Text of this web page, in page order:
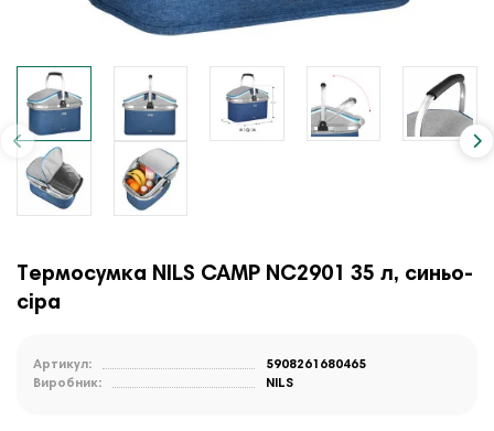
Термосумка NILS CAMP NC2901 35 л, синьо-
сіра
Артикул:
5908261680465
Виробник:
NILS